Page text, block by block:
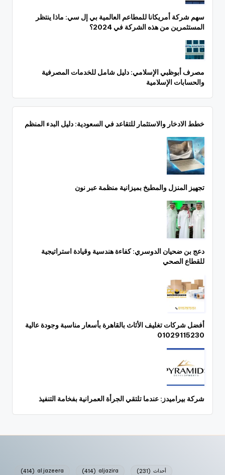
سهم شركة أمريكانا للمطاعم العالمية بي إل سي: ماذا ينتظر
المستثمرين من هذه الشركة في 2024؟
مصرف أبوظبي الإسلامي: دليل شامل للخدمات المصرفية
والحسابات الإسلامية
خطط الادخار والاستثمار للتقاعد في السعودية: دليل البدء المنظم
تجهيز المنزل والمطبخ بميزانية منظمة عبر نون
دعج بن ضحيان الدوسري: كفاءة هندسية وقيادة استراتيجية
للقطاع الصحي
أفضل شركات تغليف الأثاث بالقاهرة بأسعار مناسبة وجودة عالية
01029115230
شركة بيراميدز: عندما تلتقي الجرأة العمرانية بفخامة التنفيذ
al jazeera
(414) aljazira
(414) أحداث (231)